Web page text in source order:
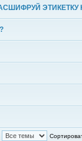
ЭТИКЕТКУ